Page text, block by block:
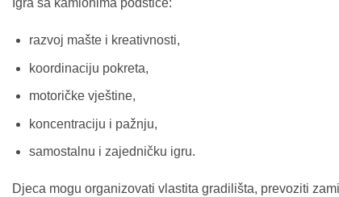
Igra sa kamionima podstiče:
razvoj mašte i kreativnosti,
koordinaciju pokreta,
motoričke vještine,
koncentraciju i pažnju,
samostalnu i zajedničku igru.
Djeca mogu organizovati vlastita gradilišta, prevoziti